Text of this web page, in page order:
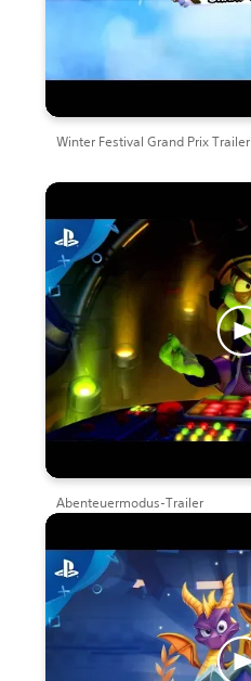
Winter Festival Grand Prix Trailer
Abenteuermodus-Trailer